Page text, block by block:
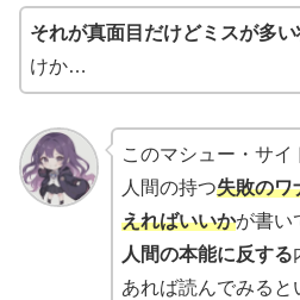
それが真面目だけどミスが多
けか…
このマシュー・サイ
人間の持つ失敗のワ
えればいいかが書い
人間の本能に反する
あれば読んでみると